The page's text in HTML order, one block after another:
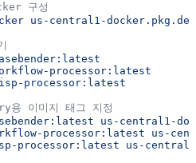
구성
us-central1-docker.pkg.dev
processor:latest
processor:latest
이미지 태그 지정
us-central1-
processor:latest us-
processor:latest us-